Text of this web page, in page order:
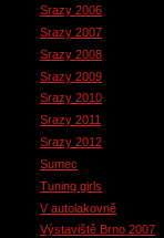
Srazy 2006
Srazy 2007
Srazy 2008
Srazy 2009
Srazy 2010
Srazy 2011
Srazy 2012
Sumec
Tuning girls
V autolakovně
Výstaviště Brno 2007